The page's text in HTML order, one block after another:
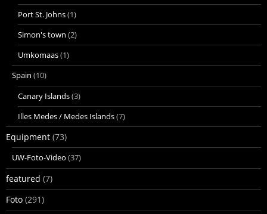
Port St. Johns(1)
Simon's town (2)
Umkomaas(1)
Spain (10)
Canary Islands(3)
Illes Medes / Medes Islands(7)
Equipment (73)
UW-Foto-Video (37)
featured (7)
Foto (291)